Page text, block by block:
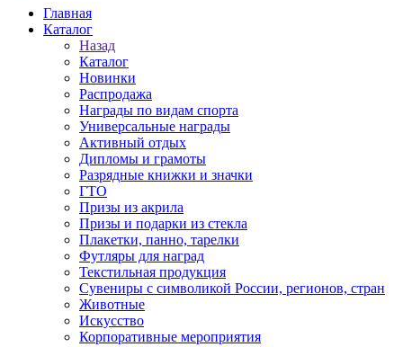
Главная
Каталог
Назад
Каталог
Новинки
Распродажа
Награды по видам спорта
Универсальные награды
Активный отдых
Дипломы и грамоты
Разрядные книжки и значки
ГТО
Призы из акрила
Призы и подарки из стекла
Плакетки, панно, тарелки
Футляры для наград
Текстильная продукция
Сувениры с символикой России, регионов, стран
Животные
Искусство
Корпоративные мероприятия